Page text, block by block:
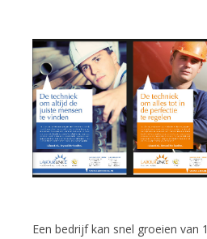
Een bedrijf kan snel groeien van 1